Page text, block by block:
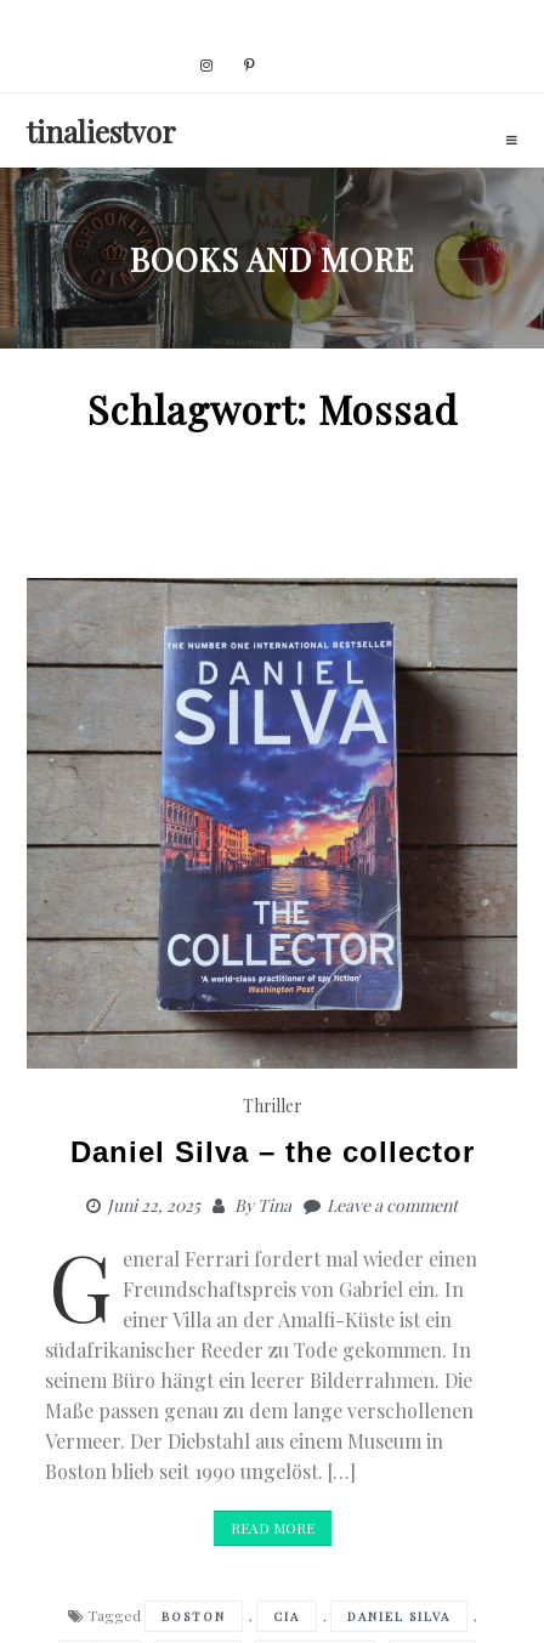
tinaliestvor
BOOKS AND MORE
Schlagwort: Mossad
Thriller
Daniel Silva – the collector
Juni 22, 2025 ByTina Leave a comment
G eneral Ferrari fordert mal wieder einen
Freundschaftspreis von Gabriel ein. In
einer Villa an der Amalfi-Küste ist ein
südafrikanischer Reeder zu Tode gekommen. In
seinem Büro hängt ein leerer Bilderrahmen. Die
Maße passen genau zu dem lange verschollenen
Vermeer. Der Diebstahl aus einem Museum in
Boston blieb seit 1990 ungelöst. […]
READ MORE
Tagged BOSTON , CIA , DANIEL SILVA ,